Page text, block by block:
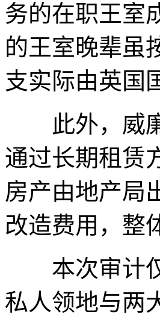
务的在职王室
的王室晚辈虽
支实际由英国
此外，威廉
通过长期租赁
房产由地产局
改造费用，整
本次审计仅
私人领地与两